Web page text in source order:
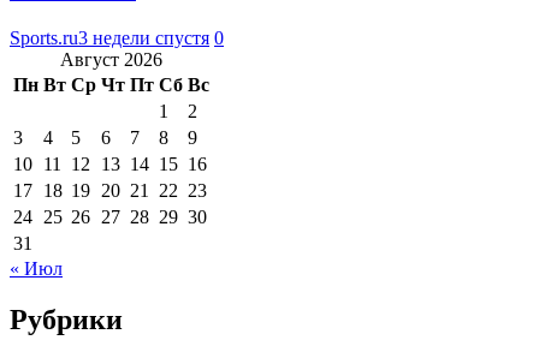
Sports.ru3 недели спустя 0
Август 2026
Пн Вт Ср Чт Пт Сб Вс
1
2
3
4 5 6 7 8
9
10 11 12 13 14 15 16
17 18 19 20 21 22 23
24 25 26 27 28 29 30
31
« Июл
Рубрики